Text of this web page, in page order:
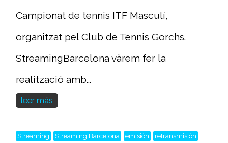
Campionat de tennis ITF Masculí,
organitzat pel Club de Tennis Gorchs.
StreamingBarcelona vàrem fer la
realització amb...
leer más
Streaming Streaming Barcelona emisión retransmisión